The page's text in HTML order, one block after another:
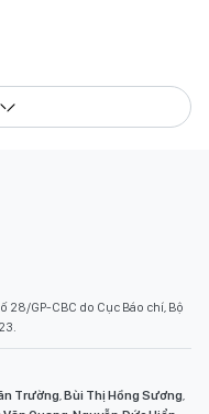
GP-CBC do Cục Báo chí, Bộ
Trường,Bùi Thị Hồng Sương,